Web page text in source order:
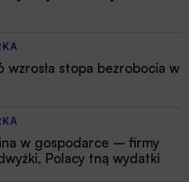
wzrosła stopa bezrobocia w
w gospodarce – firmy
Polacy tną wydatki